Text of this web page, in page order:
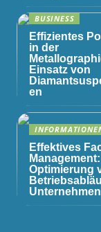
BUSINESS
Effizientes
in der
Einsatz von
en
Effektives
Management:
Optimierung
Unternehmen